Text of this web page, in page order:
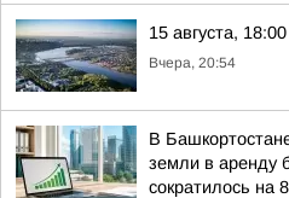
15 августа,
Вчера, 20:54
В
земли в аренду
сократилось на